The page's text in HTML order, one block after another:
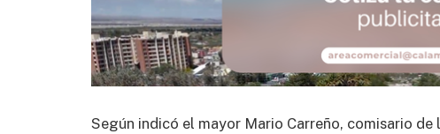
Según indicó el mayor Mario Carreño, comisario de